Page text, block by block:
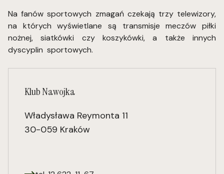
Na fanów sportowych zmagań czekają trzy telewizory,
na których wyświetlane są transmisje meczów piłki
nożnej, siatkówki czy koszykówki, a także innych
dyscyplin sportowych.
Klub Nawojka
Władysława Reymonta 11
30-059 Kraków